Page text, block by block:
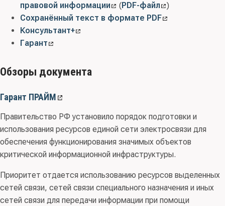
правовой информации
(PDF-файл
)
Сохранённый текст в формате PDF
Консультант+
Гарант
Обзоры документа
Гарант ПРАЙМ
Правительство РФ установило порядок подготовки и
использования ресурсов единой сети электросвязи для
обеспечения функционирования значимых объектов
критической информационной инфраструктуры.
Приоритет отдается использованию ресурсов выделенных
сетей связи, сетей связи специального назначения и иных
сетей связи для передачи информации при помощи